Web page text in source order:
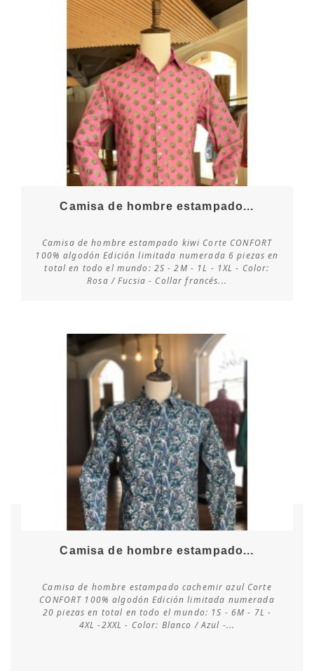
Consultar disponibilidad
Camisa de hombre estampado...
Camisa de hombre estampado kiwi Corte CONFORT
100% algodón Edición limitada numerada 6 piezas en
total en todo el mundo: 2S - 2M - 1L - 1XL - Color:
Rosa / Fucsia - Collar francés...
Consultar disponibilidad
Camisa de hombre estampado...
Camisa de hombre estampado cachemir azul Corte
CONFORT 100% algodón Edición limitada numerada
20 piezas en total en todo el mundo: 1S - 6M - 7L -
4XL -2XXL - Color: Blanco / Azul -...